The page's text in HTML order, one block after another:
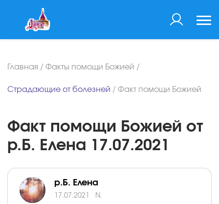
Главная / Факты помощи Божией /
Страдающие от болезней / Факт помощи Божией
Факт помощи Божией от
р.Б. Елена 17.07.2021
р.Б. Елена
17.07.2021 N.